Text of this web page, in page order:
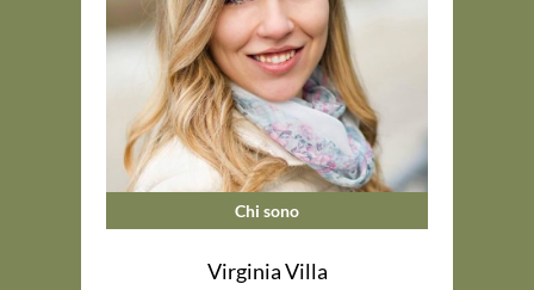
Chi sono
Virginia Villa